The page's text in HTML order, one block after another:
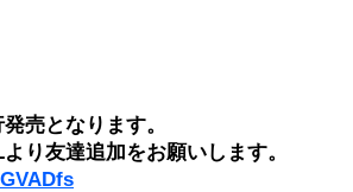
売となります。
り友達追加をお願いします。